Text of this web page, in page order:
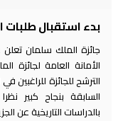
بدء استقبال طلبات
جائزة الملك سلمان
الأمانة العامة لجائزة
الترشح للجائزة
السابقة بنجاح كبير
بالدراسات التاريخية عن